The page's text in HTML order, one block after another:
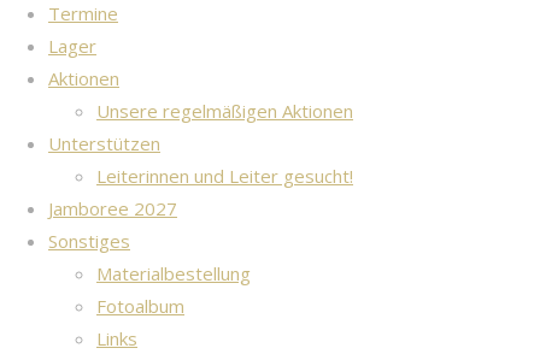
Termine
Lager
Aktionen
Unsere regelmäßigen Aktionen
Unterstützen
Leiterinnen und Leiter gesucht!
Jamboree 2027
Sonstiges
Materialbestellung
Fotoalbum
Links
Erinnerungen
von den
Lagern, die
wir in den
letzten
Jahren
durchgeführt
haben.
Zurück
oben